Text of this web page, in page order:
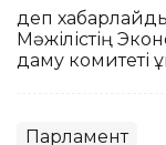
деп
Мәжілістің
даму комитеті
Парламент